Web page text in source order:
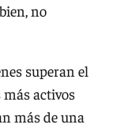
no
superan el
activos
más de una